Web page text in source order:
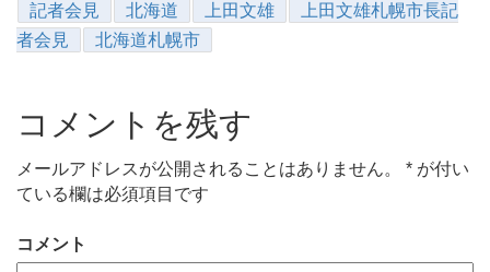
記者会見 北海道 上田文雄
上田文雄札幌市長記
者会見
北海道札幌市
コメントを残す
メールアドレスが公開されることはありません。 * が付い
ている欄は必須項目です
コメント